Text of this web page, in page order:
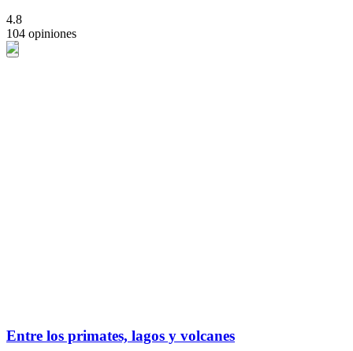
4.8
104 opiniones
Entre los primates, lagos y volcanes